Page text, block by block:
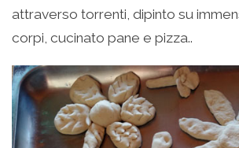
attraverso torrenti, dipinto su
corpi, cucinato pane e pizza..